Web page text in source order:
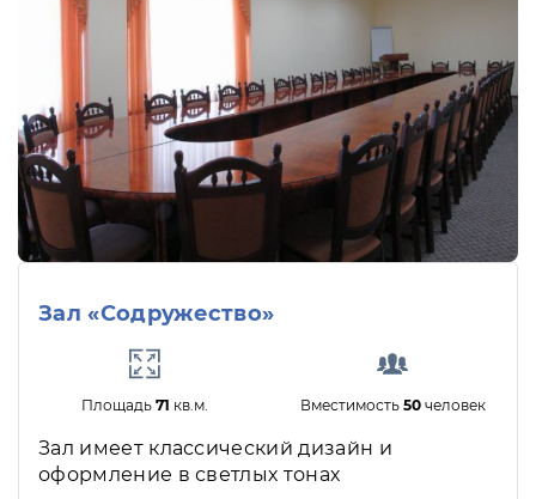
Зал «Содружество»
Площадь 71 кв.м. Вместимость 50человек
Зал имеет классический дизайн и
оформление в светлых тонах